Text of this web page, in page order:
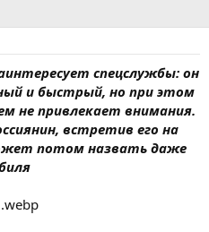
спецслужбы: он
и быстрый, но при этом
не привлекает внимания.
встретив его на
потом назвать даже